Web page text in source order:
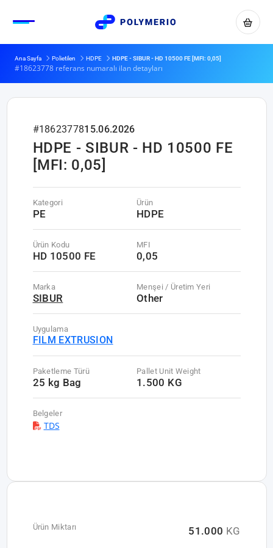
Ana Sayfa Polietilen HDPE HDPE - SIBUR - HD 10500 FE [MFI: 0,05]
#18623778 referans numaralı ilan detayları
#1862377815.06.2026
HDPE - SIBUR - HD 10500 FE
[MFI: 0,05]
Kategori
PE
Ürün
HDPE
Ürün Kodu
HD 10500 FE
MFI
0,05
Marka
SIBUR
Menşei / Üretim Yeri
Other
Uygulama
FILM EXTRUSION
Paketleme Türü
25 kg Bag
Pallet Unit Weight
1.500 KG
Belgeler
TDS
Ürün Miktarı 51.000 KG